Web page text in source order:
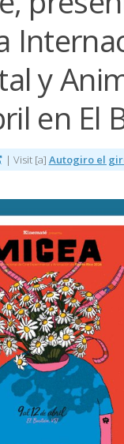
y
en El
| Visit [a] Autogiro el